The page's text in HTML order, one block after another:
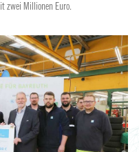
zwei Millionen Euro.